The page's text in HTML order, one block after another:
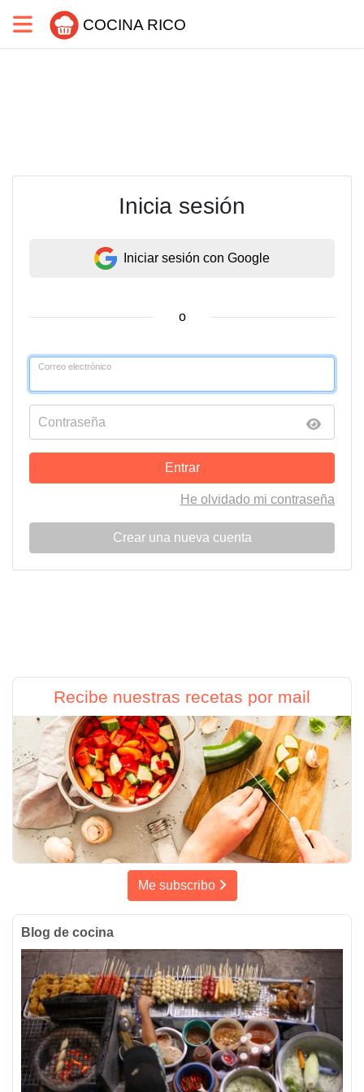
COCINA RICO
Inicia sesión
Iniciar sesión con Google
o
Correo electrónico
Contraseña
Entrar
He olvidado mi contraseña
Crear una nueva cuenta
Recibe nuestras recetas por mail
Me subscribo
Blog de cocina